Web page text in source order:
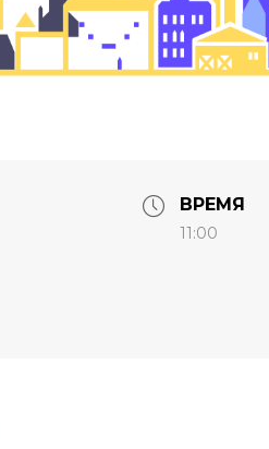
ВРЕМЯ
11:00